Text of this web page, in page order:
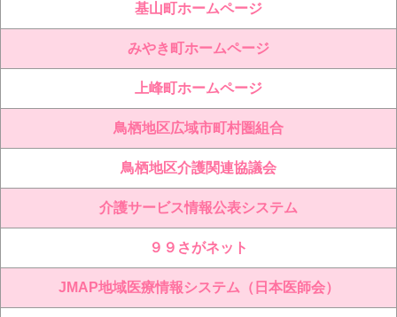
基山町ホームページ
みやき町ホームページ
上峰町ホームページ
鳥栖地区広域市町村圏組合
鳥栖地区介護関連協議会
介護サービス情報公表システム
９９さがネット
JMAP地域医療情報システム（日本医師会）